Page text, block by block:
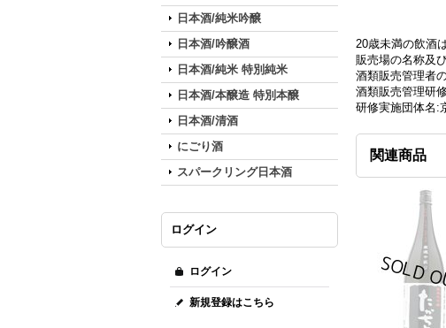
日本酒/純米吟醸
日本酒/吟醸酒
日本酒/純米 特別純米
日本酒/本醸造 特別本醸
日本酒/清酒
にごり酒
スパークリング日本酒
ログイン
ログイン
新規登録はこちら
20歳未満の飲酒
販売場の名称及
酒類販売管理者
酒類販売管理研
研修実施団体名:
関連商品